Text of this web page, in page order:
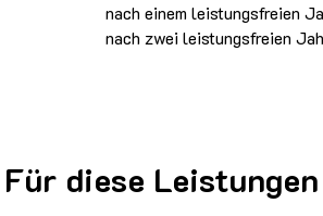
nach einem leistungsfreien
nach zwei leistungsfreien
Für diese